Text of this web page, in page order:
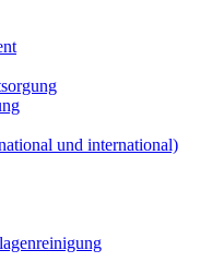
und international)